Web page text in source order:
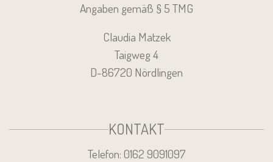
Angaben gemäß § 5 TMG
Claudia Matzek
Taigweg 4
D-86720 Nördlingen
KONTAKT
Telefon: 0162 9091097